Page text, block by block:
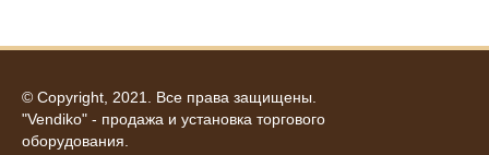
© Copyright, 2021. Все права защищены.
"Vendiko" - продажа и установка торгового
оборудования.